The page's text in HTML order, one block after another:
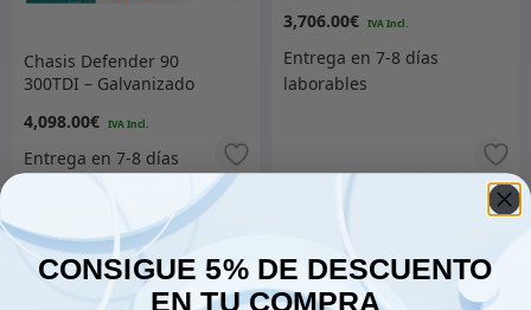
Chasis Defender 90
300TDI – Galvanizado
4,098.00€
Añadir al carrito
3,706.00€
Añadir al carrito
CONSIGUE 5% DE DESCUENTO
EN TU COMPRA